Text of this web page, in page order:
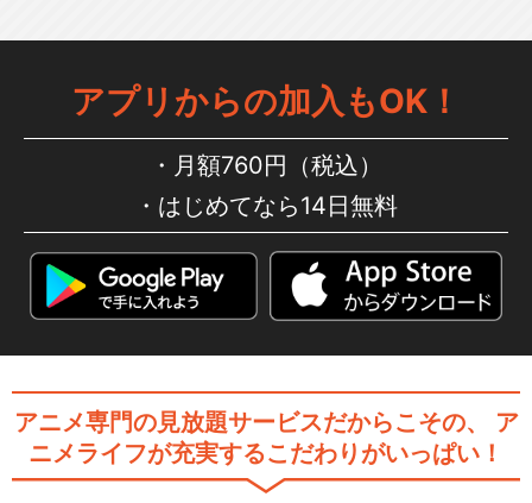
アプリからの加入もOK！
月額760円（税込）
はじめてなら14日無料
アニメ専門の見放題サービスだからこその、
ア
ニメライフが充実するこだわりがいっぱい！